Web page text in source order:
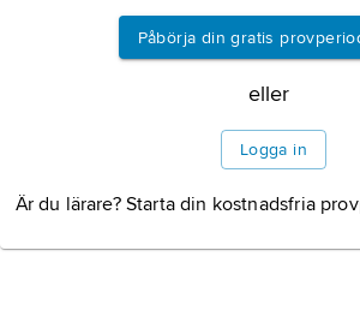
Information om artikeln
Påbörja din gratis
eller
Logga in
Är du lärare? Starta din kostnadsfria